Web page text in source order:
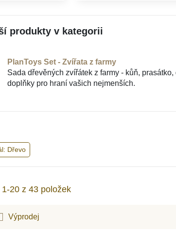
produkty v kategorii
PlanToys Set - Zvířata z farmy
Sada dřevěných zvířátek z farmy - kůň,
doplňky pro hraní vašich nejmenších.
Dřevo
20 z 43 položek
Výprodej